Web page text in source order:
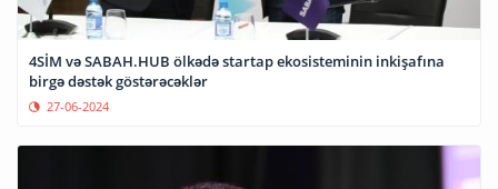
4SİM və SABAH.HUB ölkədə startap ekosisteminin inkişafına
birgə dəstək göstərəcəklər
27-06-2024